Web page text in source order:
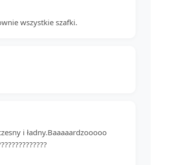
wszystkie szafki.
i ładny.Baaaaardzooooo